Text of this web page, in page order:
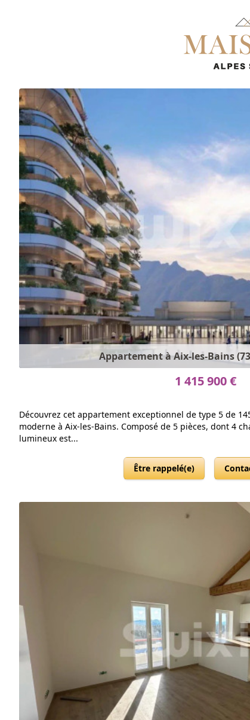
Appartement à Aix-les-Bains
1 415 900 €
Découvrez cet appartement exceptionnel de type 5 de
moderne à Aix-les-Bains. Composé de 5 pièces, dont 4
lumineux est...
Être rappelé(e)